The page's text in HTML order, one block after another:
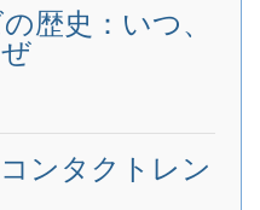
歴史：いつ、
ンタクトレン